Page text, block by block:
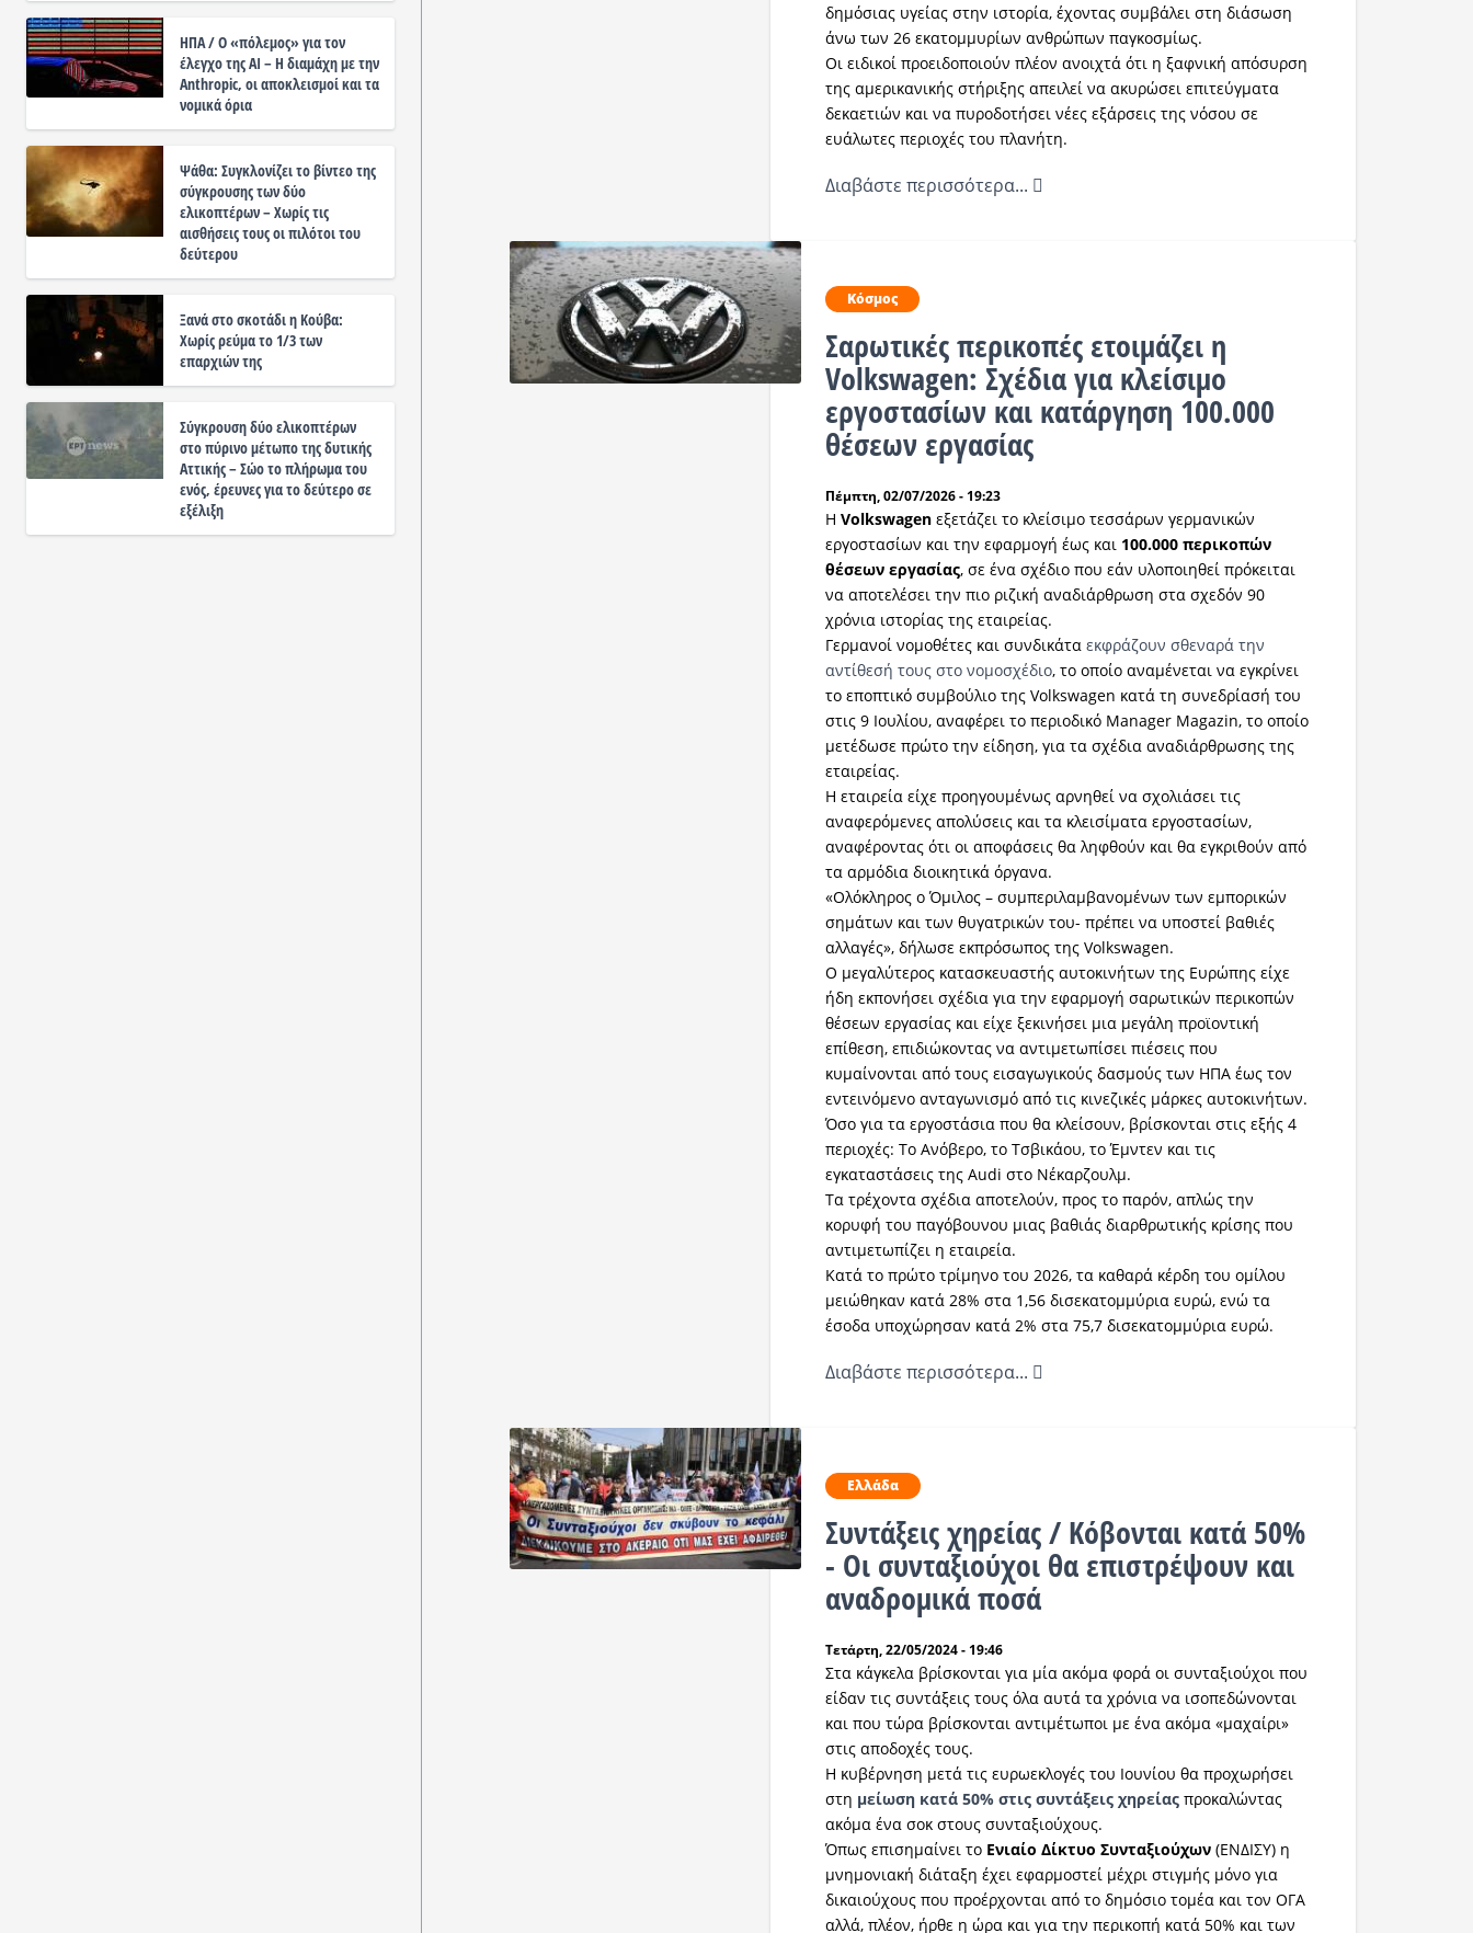
δημόσιας υγείας στην ιστορία, έχοντας συμβάλει στη διάσωση
άνω των 26 εκατομμυρίων ανθρώπων παγκοσμίως.
Οι ειδικοί προειδοποιούν πλέον ανοιχτά ότι η ξαφνική απόσυρση
της αμερικανικής στήριξης απειλεί να ακυρώσει επιτεύγματα
δεκαετιών και να πυροδοτήσει νέες εξάρσεις της νόσου σε
ευάλωτες περιοχές του πλανήτη.
Διαβάστε περισσότερα...
Κόσμος
Σαρωτικές περικοπές ετοιμάζει η
Volkswagen: Σχέδια για κλείσιμο
εργοστασίων και κατάργηση 100.000
θέσεων εργασίας
Πέμπτη, 02/07/2026 - 19:23
ΗVolkswagenεξετάζει το κλείσιμο τεσσάρων γερμανικών
εργοστασίων και την εφαρμογή έως και 100.000 περικοπών
θέσεων εργασίας, σε ένα σχέδιο που εάν υλοποιηθεί πρόκειται
να αποτελέσει την πιο ριζική αναδιάρθρωση στα σχεδόν 90
χρόνια ιστορίας της εταιρείας.
Γερμανοί νομοθέτες και συνδικάταεκφράζουν σθεναρά την
αντίθεσή τους στο νομοσχέδιο, το οποίο αναμένεται να εγκρίνει
το εποπτικό συμβούλιο της Volkswagen κατά τη συνεδρίασή του
στις 9 Ιουλίου, αναφέρει το περιοδικό Manager Magazin, το οποίο
μετέδωσε πρώτο την είδηση, για τα σχέδια αναδιάρθρωσης της
εταιρείας.
Η εταιρεία είχε προηγουμένως αρνηθεί να σχολιάσει τις
αναφερόμενες απολύσεις και τα κλεισίματα εργοστασίων,
αναφέροντας ότι οι αποφάσεις θα ληφθούν και θα εγκριθούν από
τα αρμόδια διοικητικά όργανα.
«Ολόκληρος ο Όμιλος – συμπεριλαμβανομένων των εμπορικών
σημάτων και των θυγατρικών του- πρέπει να υποστεί βαθιές
αλλαγές», δήλωσε εκπρόσωπος της Volkswagen.
Ο μεγαλύτερος κατασκευαστής αυτοκινήτων της Ευρώπης είχε
ήδη εκπονήσει σχέδια για την εφαρμογή σαρωτικών περικοπών
θέσεων εργασίας και είχε ξεκινήσει μια μεγάλη προϊοντική
επίθεση, επιδιώκοντας να αντιμετωπίσει πιέσεις που
κυμαίνονται από τους εισαγωγικούς δασμούς των ΗΠΑ έως τον
εντεινόμενο ανταγωνισμό από τις κινεζικές μάρκες αυτοκινήτων.
Όσο για τα εργοστάσια που θα κλείσουν, βρίσκονται στις εξής 4
περιοχές: Το Ανόβερο, το Τσβικάου, το Έμντεν και τις
εγκαταστάσεις της Audi στο Νέκαρζουλμ.
Τα τρέχοντα σχέδια αποτελούν, προς το παρόν, απλώς την
κορυφή του παγόβουνου μιας βαθιάς διαρθρωτικής κρίσης που
αντιμετωπίζει η εταιρεία.
Κατά το πρώτο τρίμηνο του 2026, τα καθαρά κέρδη του ομίλου
μειώθηκαν κατά 28% στα 1,56 δισεκατομμύρια ευρώ, ενώ τα
έσοδα υποχώρησαν κατά 2% στα 75,7 δισεκατομμύρια ευρώ.
Διαβάστε περισσότερα...
Ελλάδα
Συντάξεις χηρείας / Κόβονται κατά 50%
- Οι συνταξιούχοι θα επιστρέψουν και
αναδρομικά ποσά
Τετάρτη, 22/05/2024 - 19:46
Στα κάγκελα βρίσκονται για μία ακόμα φορά οι συνταξιούχοι που
είδαν τις συντάξεις τους όλα αυτά τα χρόνια να ισοπεδώνονται
και που τώρα βρίσκονται αντιμέτωποι με ένα ακόμα «μαχαίρι»
στις αποδοχές τους.
Η κυβέρνηση μετά τις ευρωεκλογές του Ιουνίου θα προχωρήσει
στη μείωση κατά 50% στις συντάξεις χηρείας προκαλώντας
ακόμα ένα σοκ στους συνταξιούχους.
Όπως επισημαίνει το Ενιαίο Δίκτυο Συνταξιούχων (ΕΝΔΙΣΥ) η
μνημονιακή διάταξη έχει εφαρμοστεί μέχρι στιγμής μόνο για
δικαιούχους που προέρχονται από το δημόσιο τομέα και τον ΟΓΑ
αλλά, πλέον, ήρθε η ώρα και για την περικοπή κατά 50% και των
ΗΠΑ / Ο «πόλεμος» για τον
έλεγχο της ΑΙ – Η διαμάχη με την
Anthropic, οι αποκλεισμοί και τα
νομικά όρια
Ψάθα: Συγκλονίζει το βίντεο της
σύγκρουσης των δύο
ελικοπτέρων – Χωρίς τις
αισθήσεις τους οι πιλότοι του
δεύτερου
Ξανά στο σκοτάδι η Κούβα:
Χωρίς ρεύμα το 1/3 των
επαρχιών της
Σύγκρουση δύο ελικοπτέρων
στο πύρινο μέτωπο της δυτικής
Αττικής – Σώο το πλήρωμα του
ενός, έρευνες για το δεύτερο σε
εξέλιξη